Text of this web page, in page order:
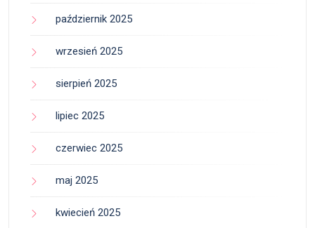
październik 2025
wrzesień 2025
sierpień 2025
lipiec 2025
czerwiec 2025
maj 2025
kwiecień 2025